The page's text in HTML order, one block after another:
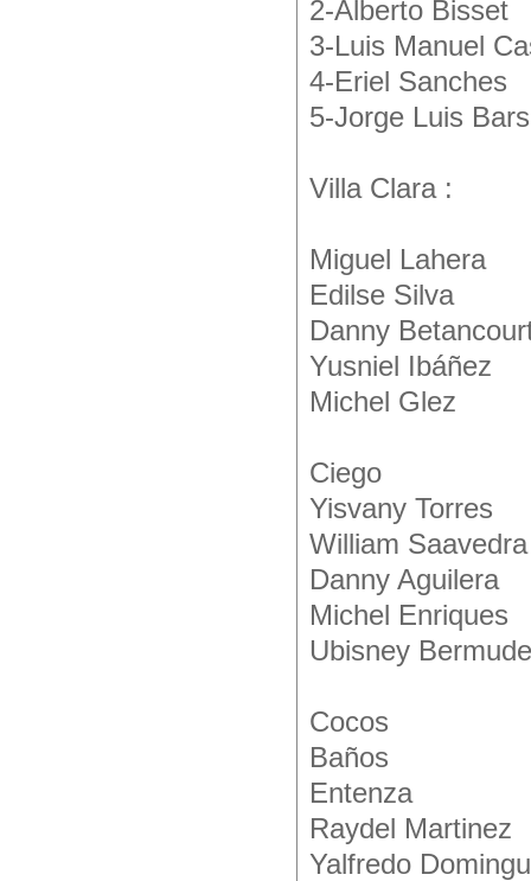
2-Alberto Bisset
3-Luis Manuel
4-Eriel Sanches
5-Jorge Luis
Villa Clara :
Miguel Lahera
Edilse Silva
Danny
Yusniel Ibáñez
Michel Glez
Ciego
Yisvany Torres
William Saavedra
Danny Aguilera
Michel Enriques
Ubisney
Cocos
Baños
Entenza
Raydel Martinez
Yalfredo